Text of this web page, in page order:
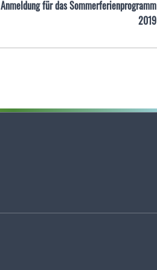
Anmeldung für das Sommerferienprogramm
2019